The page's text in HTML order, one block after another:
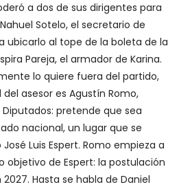
a dos de sus dirigentes para
Sotelo, el secretario de
ubicarlo al tope de la boleta de la
Pareja, el armador de Karina.
lo quiere fuera del partido,
asesor es Agustín Romo,
pretende que sea
nacional, un lugar que se
Luis Espert. Romo empieza a
objetivo de Espert: la postulación
Hasta se habla de Daniel